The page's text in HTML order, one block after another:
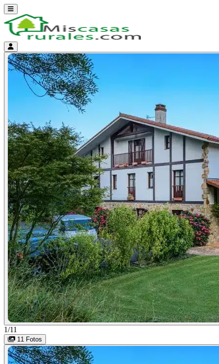
Abrir menú
Menú de cuenta
1/11
11 Fotos